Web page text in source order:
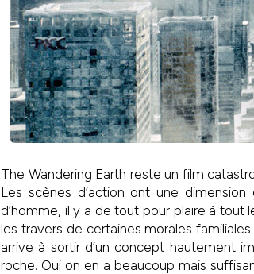
The Wandering Earth reste un film
Les scènes d’action ont une
d’homme, il y a de tout pour plaire à tout
les travers de certaines morales
arrive à sortir d’un concept hautement
roche. Oui on en a beaucoup mais